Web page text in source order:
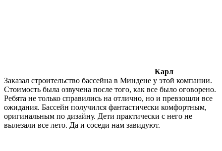
Карл
Заказал строительство бассейна в Миндене у этой компании.
Стоимость была озвучена после того, как все было оговорено.
Ребята не только справились на отлично, но и превзошли все
ожидания. Бассейн получился фантастически комфортным,
оригинальным по дизайну. Дети практически с него не
вылезали все лето. Да и соседи нам завидуют.